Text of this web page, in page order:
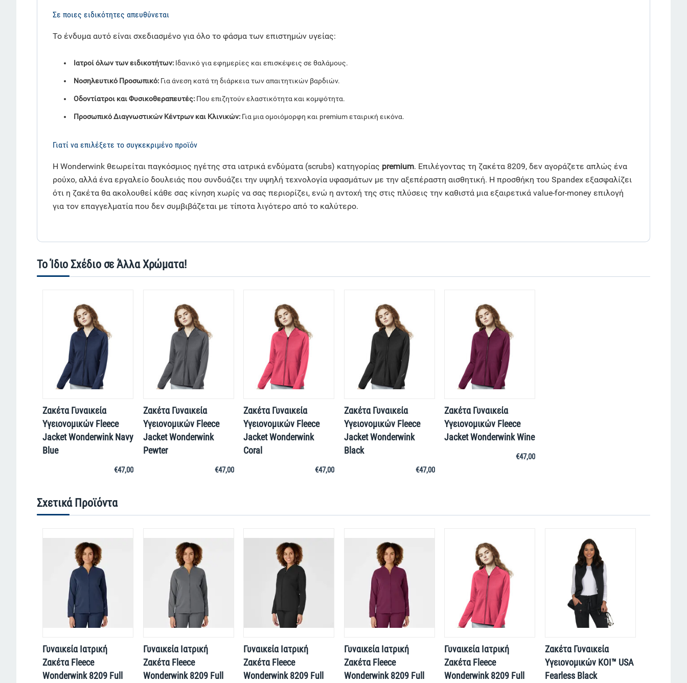
Σε ποιες ειδικότητες απευθύνεται
Το ένδυμα αυτό είναι σχεδιασμένο για όλο το φάσμα των επιστημών υγείας:
Ιατροί όλων των ειδικοτήτων: Ιδανικό για εφημερίες και επισκέψεις σε θαλάμους.
Νοσηλευτικό Προσωπικό: Για άνεση κατά τη διάρκεια των απαιτητικών βαρδιών.
Οδοντίατροι και Φυσικοθεραπευτές: Που επιζητούν ελαστικότητα και κομψότητα.
Προσωπικό Διαγνωστικών Κέντρων και Κλινικών: Για μια ομοιόμορφη και premium εταιρική εικόνα.
Γιατί να επιλέξετε το συγκεκριμένο προϊόν
Η Wonderwink θεωρείται παγκόσμιος ηγέτης στα ιατρικά ενδύματα (scrubs) κατηγορίας premium. Επιλέγοντας τη ζακέτα 8209, δεν αγοράζετε απλώς ένα
ρούχο, αλλά ένα εργαλείο δουλειάς που συνδυάζει την υψηλή τεχνολογία υφασμάτων με την αξεπέραστη αισθητική. Η προσθήκη του Spandex εξασφαλίζει
ότι η ζακέτα θα ακολουθεί κάθε σας κίνηση χωρίς να σας περιορίζει, ενώ η αντοχή της στις πλύσεις την καθιστά μια εξαιρετικά value-for-money επιλογή
για τον επαγγελματία που δεν συμβιβάζεται με τίποτα λιγότερο από το καλύτερο.
Το Ίδιο Σχέδιο σε Άλλα Χρώματα!
Ζακέτα Γυναικεία
Υγειονομικών Fleece
Jacket Wonderwink Navy
Blue
€47,00
Ζακέτα Γυναικεία
Υγειονομικών Fleece
Jacket Wonderwink
Pewter
€47,00
Ζακέτα Γυναικεία
Υγειονομικών Fleece
Jacket Wonderwink
Coral
€47,00
Ζακέτα Γυναικεία
Υγειονομικών Fleece
Jacket Wonderwink
Black
€47,00
Ζακέτα Γυναικεία
Υγειονομικών Fleece
Jacket Wonderwink Wine
€47,00
Σχετικά Προϊόντα
Γυναικεία Ιατρική
Ζακέτα Fleece
Wonderwink 8209 Full
Γυναικεία Ιατρική
Ζακέτα Fleece
Wonderwink 8209 Full
Γυναικεία Ιατρική
Ζακέτα Fleece
Wonderwink 8209 Full
Γυναικεία Ιατρική
Ζακέτα Fleece
Wonderwink 8209 Full
Γυναικεία Ιατρική
Ζακέτα Fleece
Wonderwink 8209 Full
Ζακέτα Γυναικεία
Υγειονομικών KOI™ USA
Fearless Black